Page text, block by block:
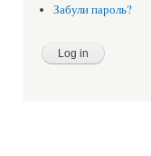
Забули пароль?